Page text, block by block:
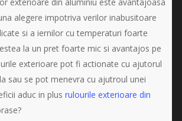
exterioare din aluminiu este avantajoasa
alegere impotriva verilor inabusitoare
si a iernilor cu temperaturi foarte
la un pret foarte mic si avantajos pe
exterioare pot fi actionate cu ajutorul
sau se pot menevra cu ajutroul unei
aduc in plus rulourile exterioare din